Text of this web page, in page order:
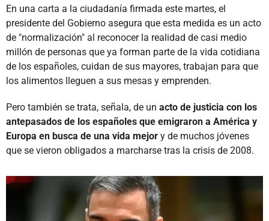
En una carta a la ciudadanía firmada este martes, el
presidente del Gobierno asegura que esta medida es un acto
de "normalización" al reconocer la realidad de casi medio
millón de personas que ya forman parte de la vida cotidiana
de los españoles, cuidan de sus mayores, trabajan para que
los alimentos lleguen a sus mesas y emprenden.
Pero también se trata, señala, de un acto de justicia con los
antepasados de los españoles que emigraron a América y
Europa en busca de una vida mejor y de muchos jóvenes
que se vieron obligados a marcharse tras la crisis de 2008.